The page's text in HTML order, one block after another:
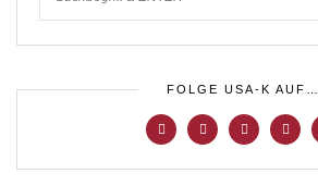
FOLGE USA-K AUF…